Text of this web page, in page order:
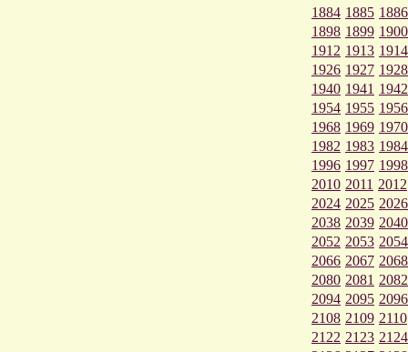
1884 1885 1886
1898 1899 1900
1912 1913 1914
1926 1927 1928
1940 1941 1942
1954 1955 1956
1968 1969 1970
1982 1983 1984
1996 1997 1998
2010 2011 2012
2024 2025 2026
2038 2039 2040
2052 2053 2054
2066 2067 2068
2080 2081 2082
2094 2095 2096
2108 2109 2110
2122 2123 2124